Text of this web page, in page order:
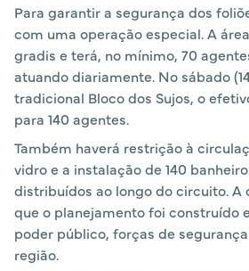
Para garantir a segurança dos
com uma operação especial. A
gradis e terá, no mínimo, 70
atuando diariamente. No sábado
tradicional Bloco dos Sujos, o
para 140 agentes.
Também haverá restrição à
vidro e a instalação de 140
distribuídos ao longo do circuito. A
que o planejamento foi construído
poder público, forças de
região.